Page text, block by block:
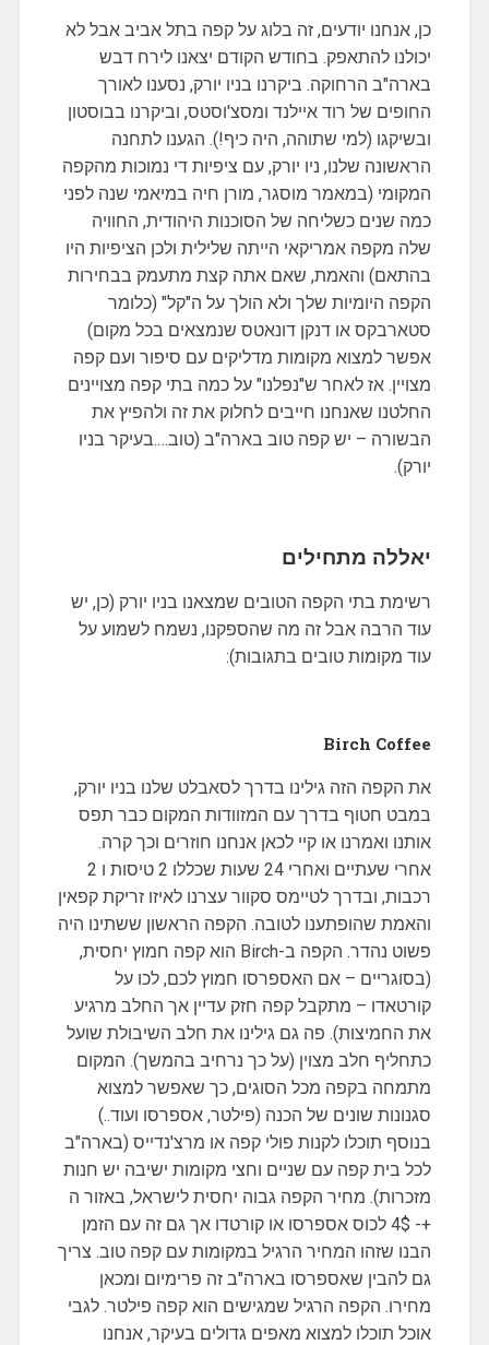
כן, אנחנו יודעים, זה בלוג על קפה בתל אביב אבל לא
יכולנו להתאפק. בחודש הקודם יצאנו לירח דבש
בארה"ב הרחוקה. ביקרנו בניו יורק, נסענו לאורך
החופים של רוד איילנד ומסצ'וסטס, וביקרנו בבוסטון
ובשיקגו (למי שתוהה, היה כיף!). הגענו לתחנה
הראשונה שלנו, ניו יורק, עם ציפיות די נמוכות מהקפה
המקומי (במאמר מוסגר, מורן חיה במיאמי שנה לפני
כמה שנים כשליחה של הסוכנות היהודית, החוויה
שלה מקפה אמריקאי הייתה שלילית ולכן הציפיות היו
בהתאם) והאמת, שאם אתה קצת מתעמק בבחירות
הקפה היומיות שלך ולא הולך על ה"קל" (כלומר
סטארבקס או דנקן דונאטס שנמצאים בכל מקום)
אפשר למצוא מקומות מדליקים עם סיפור ועם קפה
מצויין. אז לאחר ש"נפלנו" על כמה בתי קפה מצויינים
החלטנו שאנחנו חייבים לחלוק את זה ולהפיץ את
הבשורה – יש קפה טוב בארה"ב (טוב….בעיקר בניו
יורק).
יאללה מתחילים
רשימת בתי הקפה הטובים שמצאנו בניו יורק (כן, יש
עוד הרבה אבל זה מה שהספקנו, נשמח לשמוע על
עוד מקומות טובים בתגובות):
Birch Coffee
את הקפה הזה גילינו בדרך לסאבלט שלנו בניו יורק,
במבט חטוף בדרך עם המזוודות המקום כבר תפס
אותנו ואמרנו או קיי לכאן אנחנו חוזרים וכך קרה.
אחרי שעתיים ואחרי 24 שעות שכללו 2 טיסות ו 2
רכבות, ובדרך לטיימס סקוור עצרנו לאיזו זריקת קפאין
והאמת שהופתענו לטובה. הקפה הראשון ששתינו היה
פשוט נהדר. הקפה ב-Birch הוא קפה חמוץ יחסית,
(בסוגריים – אם האספרסו חמוץ לכם, לכו על
קורטאדו – מתקבל קפה חזק עדיין אך החלב מרגיע
את החמיצות). פה גם גילינו את חלב השיבולת שועל
כתחליף חלב מצוין (על כך נרחיב בהמשך). המקום
מתמחה בקפה מכל הסוגים, כך שאפשר למצוא
סגנונות שונים של הכנה (פילטר, אספרסו ועוד..)
בנוסף תוכלו לקנות פולי קפה או מרצ'נדייס (בארה"ב
לכל בית קפה עם שניים וחצי מקומות ישיבה יש חנות
מזכרות). מחיר הקפה גבוה יחסית לישראל, באזור ה
+- 4$ לכוס אספרסו או קורטדו אך גם זה עם הזמן
הבנו שזהו המחיר הרגיל במקומות עם קפה טוב. צריך
גם להבין שאספרסו בארה"ב זה פרימיום ומכאן
מחירו. הקפה הרגיל שמגישים הוא קפה פילטר. לגבי
אוכל תוכלו למצוא מאפים גדולים בעיקר, אנחנו